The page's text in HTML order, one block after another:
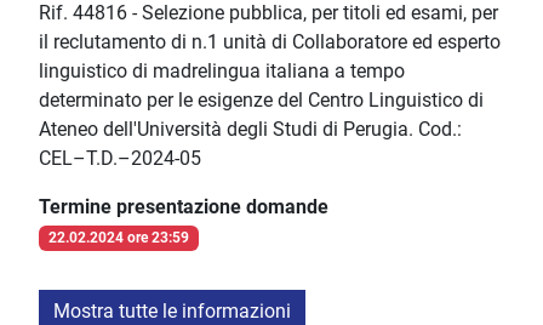
Rif. 44816 - Selezione pubblica, per titoli ed esami, per
il reclutamento di n.1 unità di Collaboratore ed esperto
linguistico di madrelingua italiana a tempo
determinato per le esigenze del Centro Linguistico di
Ateneo dell'Università degli Studi di Perugia. Cod.:
CEL–T.D.–2024-05
Termine presentazione domande
22.02.2024 ore 23:59
Mostra tutte le informazioni